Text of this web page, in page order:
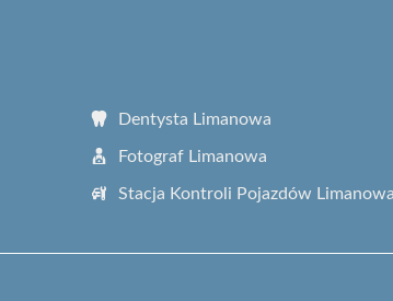
Dentysta Limanowa
Fotograf Limanowa
Stacja Kontroli Pojazdów Limanowa